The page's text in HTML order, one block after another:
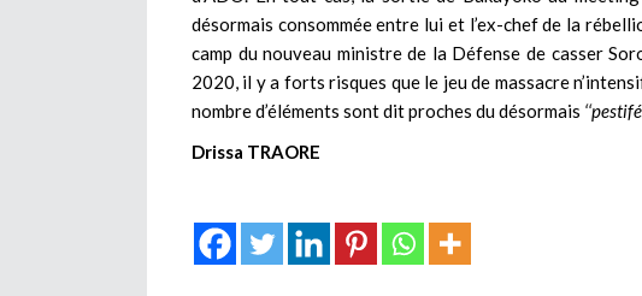
désormais consommée entre lui et l’ex-chef de la
camp du nouveau ministre de la Défense de casser
2020, il y a forts risques que le jeu de massacre
nombre d’éléments sont dit proches du désormais
Drissa TRAORE